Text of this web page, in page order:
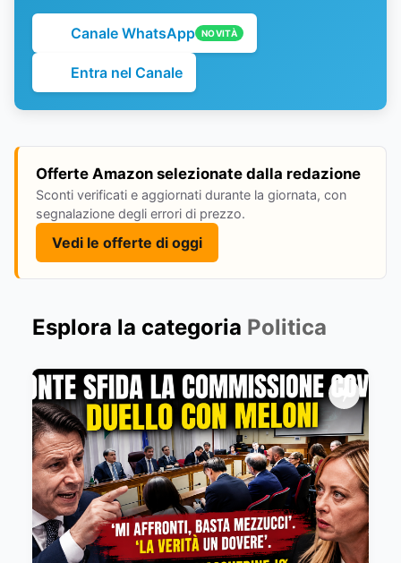
Canale WhatsApp NOVITÀ
Entra nel Canale
Offerte Amazon selezionate dalla redazione
Sconti verificati e aggiornati durante la giornata, con
segnalazione degli errori di prezzo.
Vedi le offerte di oggi
Esplora la categoria Politica